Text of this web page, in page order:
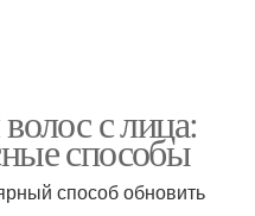
с лица:
способы
способ обновить